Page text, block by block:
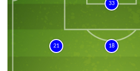
33
21 18